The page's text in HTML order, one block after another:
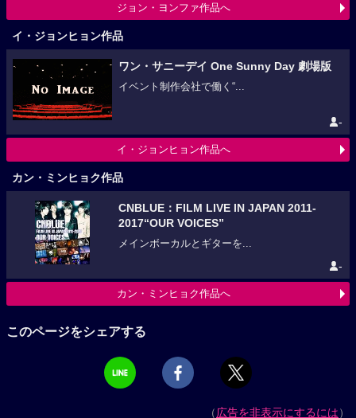
ジョン・ヨンファ作品へ
イ・ジョンヒョン作品
ワン・サニーデイ One Sunny Day 劇場版
イベント制作会社で働く“...
-
イ・ジョンヒョン作品へ
カン・ミンヒョク作品
CNBLUE：FILM LIVE IN JAPAN 2011-
2017“OUR VOICES”
メインボーカルとギターを...
-
カン・ミンヒョク作品へ
このページをシェアする
（広告を非表示にするには）